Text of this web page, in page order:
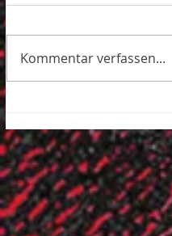
Kommentar verfassen...